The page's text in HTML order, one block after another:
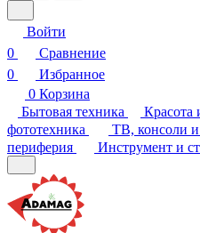
Войти
0
Сравнение
0
Избранное
0 Корзина
Бытовая техника
Красота
фототехника
ТВ, консоли и
периферия
Инструмент и